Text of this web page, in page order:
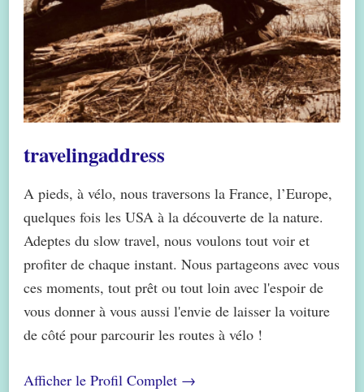
travelingaddress
A pieds, à vélo, nous traversons la France, l’Europe,
quelques fois les USA à la découverte de la nature.
Adeptes du slow travel, nous voulons tout voir et
profiter de chaque instant. Nous partageons avec vous
ces moments, tout prêt ou tout loin avec l'espoir de
vous donner à vous aussi l'envie de laisser la voiture
de côté pour parcourir les routes à vélo !
Afficher le Profil Complet →